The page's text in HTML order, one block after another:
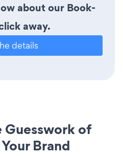
about our Book-
away.
details
Guesswork of
Brand